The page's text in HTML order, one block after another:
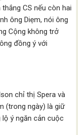
CS nếu còn hai
ông Diẹm, nói ông
Cộng không trở
đồng ý với
chỉ thị Spera và
(trong ngày) là giữ
lộ ý ngăn cản cuộc